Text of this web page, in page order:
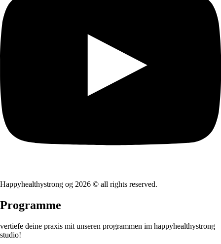
Happyhealthystrong og 2026 © all rights reserved.
Programme
vertiefe deine praxis mit unseren programmen im happyhealthystrong
studio!